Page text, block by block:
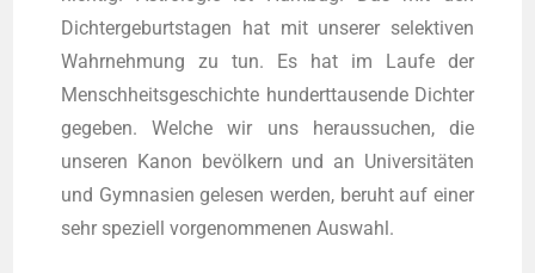
Dich­ter­ge­burts­ta­gen hat mit unse­rer selek­ti­ven
Wahr­neh­mung zu tun. Es hat im Lau­fe der
Mensch­heits­ge­schich­te hun­dert­tau­sen­de Dich­ter
gege­ben. Wel­che wir uns her­aus­su­chen, die
unse­ren Kanon bevöl­kern und an Uni­ver­si­tä­ten
und Gym­na­si­en gele­sen wer­den, beruht auf einer
sehr spe­zi­ell vor­ge­nom­me­nen Auswahl.